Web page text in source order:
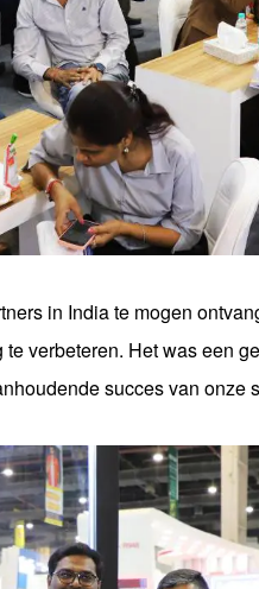
in India te mogen
verbeteren. Het was een
succes van